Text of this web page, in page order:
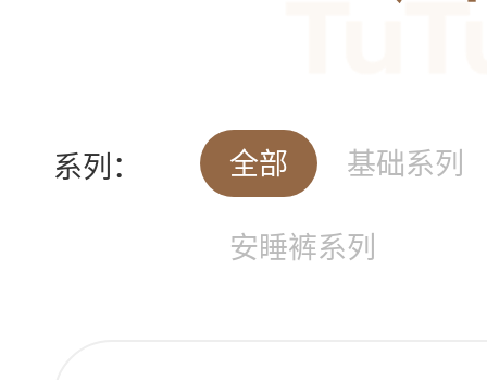
系列： 全部 基础系列
安睡裤系列